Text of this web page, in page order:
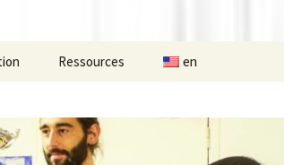
d’Aligre
Ressources
initiations
Bibliothèque
en